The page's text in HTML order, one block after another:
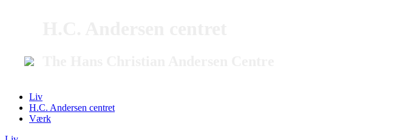
Liv
H.C. Andersen centret
Værk